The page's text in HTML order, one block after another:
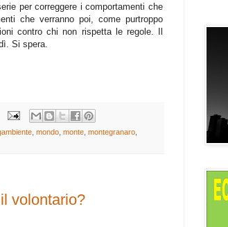
per correggere i comportamenti che
che verranno poi, come purtroppo
contro chi non rispetta le regole. Il
Si spera.
mondo monte montegranaro
volontario?